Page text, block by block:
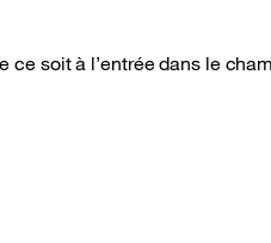
soit à l’entrée dans le